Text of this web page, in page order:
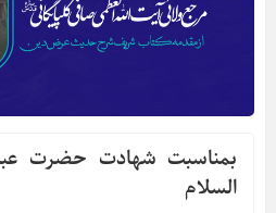
بمناسبت شهادت حضرت
السلام